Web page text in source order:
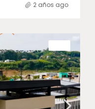
2 años ago